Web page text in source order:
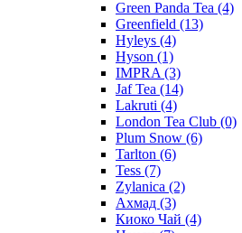
Green Panda Tea (4)
Greenfield (13)
Hyleys (4)
Hyson (1)
IMPRA (3)
Jaf Tea (14)
Lakruti (4)
London Tea Club (0)
Plum Snow (6)
Tarlton (6)
Tess (7)
Zylanica (2)
Ахмад (3)
Киоко Чай (4)